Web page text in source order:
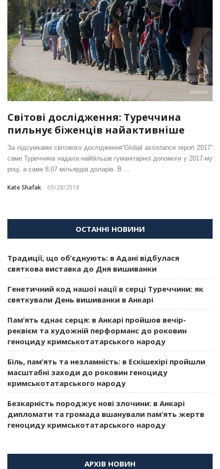
Світові дослідження: Туреччина
пильнує біженців найактивніше
За підсумками світового дослідження“Global assistance report 2017”
саме Туреччина надала найбільше гуманітарної допомоги у 2017-му
році, а саме 8,07 мільярдів доларів. В ...
Kate Shafak 09/28/2018
ОСТАННІ НОВИНИ
Традиції, що об’єднують: в Адані відбулася
святкова виставка до Дня вишиванки
Генетичний код нашої нації в серці Туреччини: як
святкували День вишиванки в Анкарі
Пам’ять єднає серця: в Анкарі пройшов вечір-
реквієм та художній перформанс до роковин
геноциду кримськотатарського народу
Біль, пам’ять та незламність: в Ескішехірі пройшли
масштабні заходи до роковин геноциду
кримськотатарського народу
Безкарність породжує нові злочини: в Анкарі
дипломати та громада вшанували пам’ять жертв
геноциду кримськотатарського народу
АРХІВ НОВИН